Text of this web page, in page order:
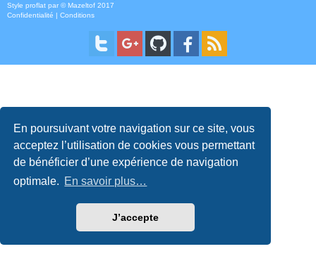
En poursuivant votre navigation sur ce site, vous
acceptez l’utilisation de cookies vous permettant
de bénéficier d’une expérience de navigation
optimale. En savoir plus…
J’accepte
Style proflat par ©Mazeltof 2017
Confidentialité | Conditions